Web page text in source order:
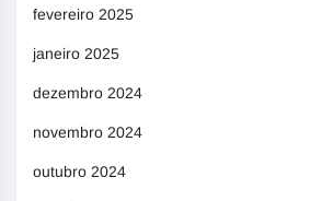
fevereiro 2025
janeiro 2025
dezembro 2024
novembro 2024
outubro 2024